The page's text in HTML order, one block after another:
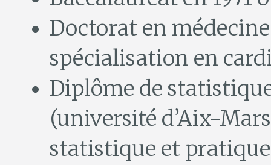
Doctorat en
spécialisation en
Diplôme de
(université d’Aix-
statistique et